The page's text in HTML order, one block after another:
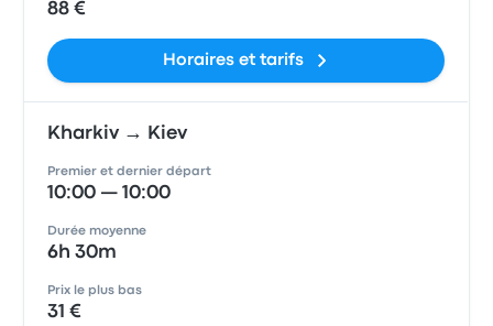
88 €
Horaires et tarifs
Kharkiv → Kiev
Premier et dernier départ
10:00 — 10:00
Durée moyenne
6h 30m
Prix le plus bas
31 €